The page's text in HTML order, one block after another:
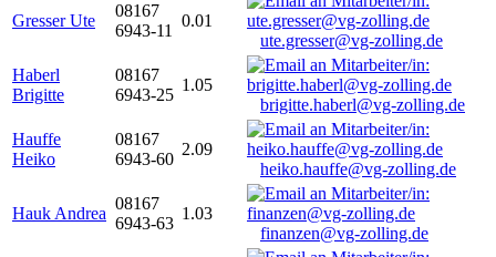
Gresser Ute
08167
6943-11
0.01
ute.gresser@vg-zolling.de
Haberl
Brigitte
08167
6943-25
1.05
brigitte.haberl@vg-zolling.de
Hauffe
Heiko
08167
6943-60
2.09
heiko.hauffe@vg-zolling.de
Hauk Andrea
08167
6943-63
1.03
finanzen@vg-zolling.de